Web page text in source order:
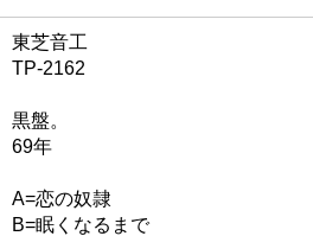
東芝音工
TP-2162
黒盤。
69年
A=恋の奴隷
B=眠くなるまで